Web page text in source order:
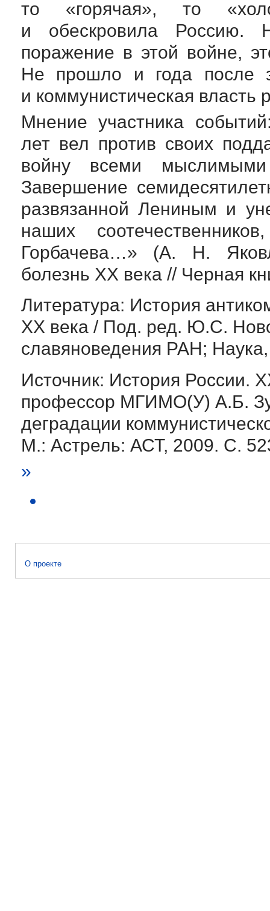
то «горячая», то
и обескровила Россию.
поражение в этой войне,
Не прошло и года после
и коммунистическая власть
Мнение участника
лет вел против своих
войну всеми
Завершение
развязанной Лениным и
наших
Горбачева…» (А. Н.
болезнь XX века // Черная
Литература: История
XX века / Под. ред. Ю.С.
славяноведения РАН;
Источник: История России.
профессор МГИМО(У) А.Б.
деградации
М.: Астрель: АСТ, 2009. С.
»
О проекте